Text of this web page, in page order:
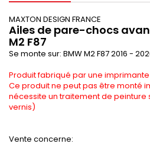
MAXTON DESIGN FRANCE
Ailes de pare-chocs
M2 F87
Se monte sur: BMW M2 F872016 -
Produit fabriqué par une imprimante
Ce produit ne peut pas être monté
nécessite un traitement de
vernis)
Vente concerne: